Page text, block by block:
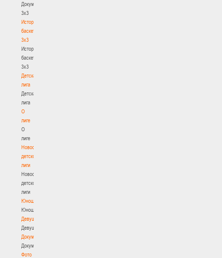
Документы
3х3
История
баскетбола
3х3
История
баскетбола
3х3
Детская
лига
Детская
лига
О
лиге
О
лиге
Новости
детской
лиги
Новости
детской
лиги
Юноши
Юноши
Девушки
Девушки
Документы
Документы
Фото